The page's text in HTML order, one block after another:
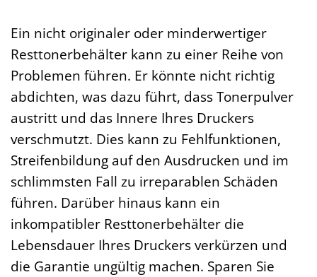
Ein nicht originaler oder minderwertiger
Resttonerbehälter kann zu einer Reihe von
Problemen führen. Er könnte nicht richtig
abdichten, was dazu führt, dass Tonerpulver
austritt und das Innere Ihres Druckers
verschmutzt. Dies kann zu Fehlfunktionen,
Streifenbildung auf den Ausdrucken und im
schlimmsten Fall zu irreparablen Schäden
führen. Darüber hinaus kann ein
inkompatibler Resttonerbehälter die
Lebensdauer Ihres Druckers verkürzen und
die Garantie ungültig machen. Sparen Sie